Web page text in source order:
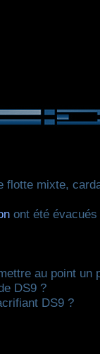
flotte mixte,
ont été
au point
DS9 ?
DS9 ?